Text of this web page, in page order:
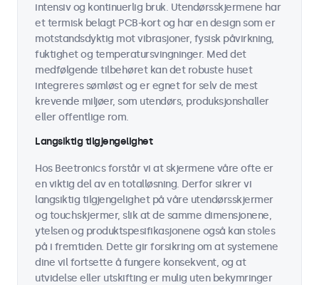
intensiv og kontinuerlig bruk. Utendørsskjermene har
et termisk belagt PCB-kort og har en design som er
motstandsdyktig mot vibrasjoner, fysisk påvirkning,
fuktighet og temperatursvingninger. Med det
medfølgende tilbehøret kan det robuste huset
integreres sømløst og er egnet for selv de mest
krevende miljøer, som utendørs, produksjonshaller
eller offentlige rom.
Langsiktig tilgjengelighet
Hos Beetronics forstår vi at skjermene våre ofte er
en viktig del av en totalløsning. Derfor sikrer vi
langsiktig tilgjengelighet på våre utendørsskjermer
og touchskjermer, slik at de samme dimensjonene,
ytelsen og produktspesifikasjonene også kan stoles
på i fremtiden. Dette gir forsikring om at systemene
dine vil fortsette å fungere konsekvent, og at
utvidelse eller utskifting er mulig uten bekymringer